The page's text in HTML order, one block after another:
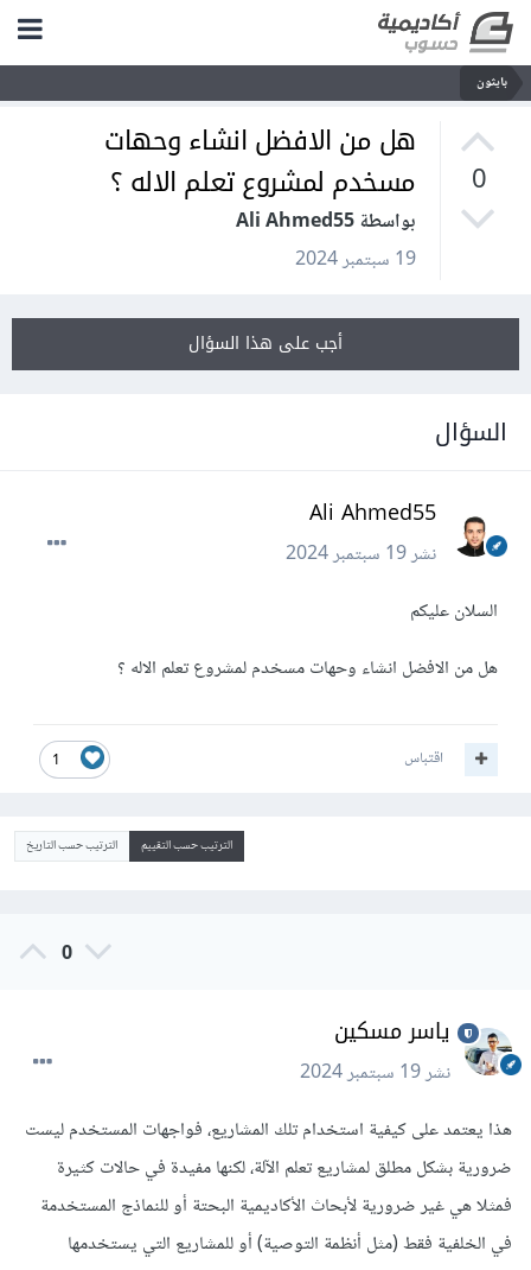
بايثون
0
هل من الافضل انشاء وحهات
مسخدم لمشروع تعلم الاله ؟
بواسطة Ali Ahmed55
19 سبتمبر 2024
أجب على هذا السؤال
السؤال
Ali Ahmed55
نشر19 سبتمبر 2024
السلان عليكم
هل من الافضل انشاء وحهات مسخدم لمشروع تعلم الاله ؟
1 اقتباس
الترتيب حسب التقييم الترتيب حسب التاريخ
0
ياسر مسكين
نشر19 سبتمبر 2024
هذا يعتمد على كيفية استخدام تلك المشاريع، فواجهات المستخدم ليست
ضرورية بشكل مطلق لمشاريع تعلم الآلة، لكنها مفيدة في حالات كثيرة
فمثلا هي غير ضروريةلأبحاث الأكاديمية البحتةأو للنماذج المستخدمة
في الخلفية فقط (مثل أنظمة التوصية) أو للمشاريع التي يستخدمها